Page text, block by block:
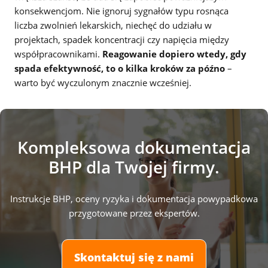
konsekwencjom. Nie ignoruj sygnałów typu rosnąca
liczba zwolnień lekarskich, niechęć do udziału w
projektach, spadek koncentracji czy napięcia między
współpracownikami. Reagowanie dopiero wtedy, gdy
spada efektywność, to o kilka kroków za późno –
warto być wyczulonym znacznie wcześniej.
Kompleksowa dokumentacja
BHP dla Twojej firmy.
Instrukcje BHP, oceny ryzyka i dokumentacja powypadkowa
przygotowane przez ekspertów.
Skontaktuj się z nami